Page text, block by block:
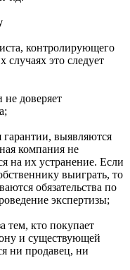
контролирующего
случаях это следует
доверяет
гарантии, выявляются
компания не
на их устранение. Если
выиграть, то
обязательства по
экспертизы;
тем, кто покупает
и существующей
ни продавец, ни